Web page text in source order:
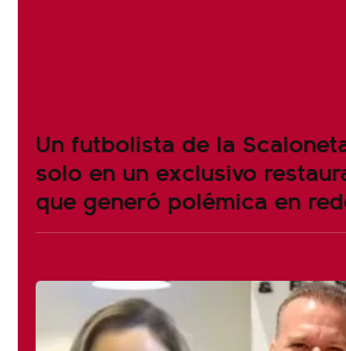
Un futbolista de la
solo en un exclusivo
que generó polémica en